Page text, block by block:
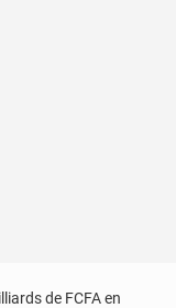
de FCFA en